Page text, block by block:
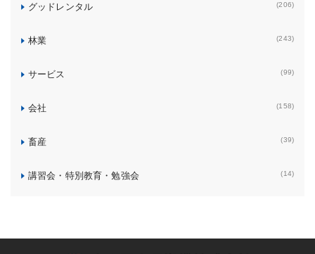
グッドレンタル (206)
林業 (243)
サービス (99)
会社 (158)
畜産 (39)
講習会・特別教育・勉強会 (14)